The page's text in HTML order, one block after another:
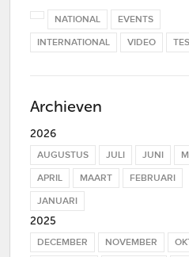
NATIONAL
EVENTS
INTERNATIONAL
VIDEO
Archieven
2026
AUGUSTUS JULI JUNI
APRIL
MAART
FEBRUARI
JANUARI
2025
DECEMBER NOVEMBER